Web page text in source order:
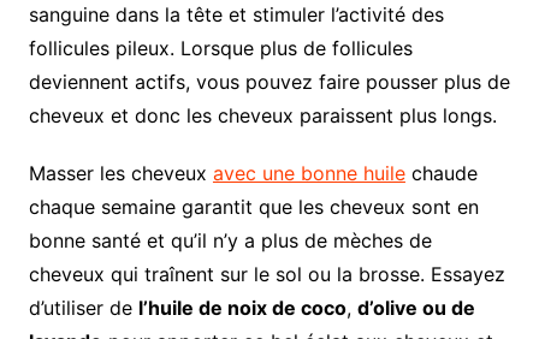
sanguine dans la tête et stimuler l’activité des
follicules pileux. Lorsque plus de follicules
deviennent actifs, vous pouvez faire pousser plus de
cheveux et donc les cheveux paraissent plus longs.
Masser les cheveux avec une bonne huilechaude
chaque semaine garantit que les cheveux sont en
bonne santé et qu’il n’y a plus de mèches de
cheveux qui traînent sur le sol ou la brosse. Essayez
d’utiliser de l’huile de noix de coco, d’olive ou de